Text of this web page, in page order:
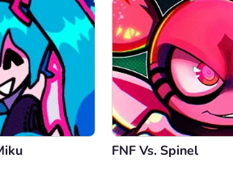
FNF Vs. Spinel